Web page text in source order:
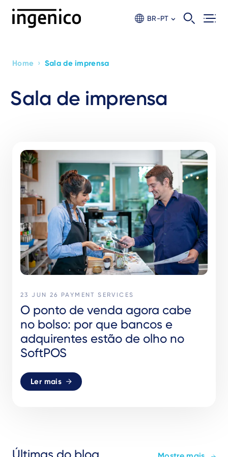
BR-PT
Breadcrumb
Home › Sala de imprensa
Sala de imprensa
23 JUN 26 PAYMENT SERVICES
O ponto de venda agora cabe
no bolso: por que bancos e
adquirentes estão de olho no
SoftPOS
Ler mais